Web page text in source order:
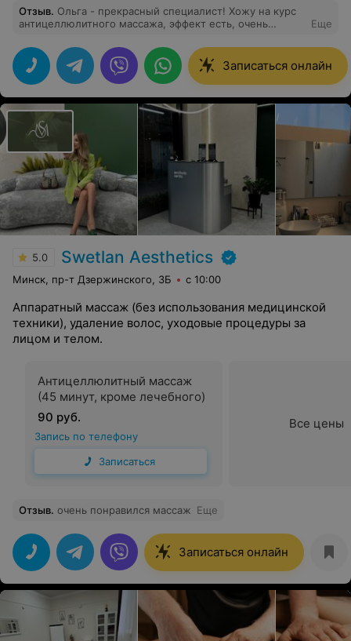
Отзыв. Ольга - прекрасный специалист! Хожу на курс
антицеллюлитного массажа, эффект есть, очень
Еще
Записаться онлайн
5.0 Swetlan Aesthetics
Минск, пр-т Дзержинского, 3Б с 10:00
Аппаратный массаж (без использования медицинской
техники), удаление волос, уходовые процедуры за
лицом и телом.
Антицеллюлитный массаж
(45 минут, кроме лечебного)
90 руб.
Запись по телефону
Записаться
Все цены
Отзыв. очень понравился массаж Еще
Записаться онлайн